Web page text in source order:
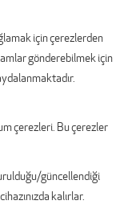
için çerezlerden
gönderebilmek için
çerezleri. Bu çerezler
güncellendiği
kalırlar.